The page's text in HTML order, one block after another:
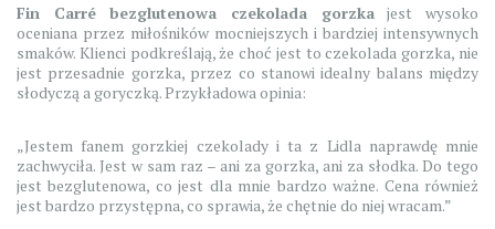
Fin Carré bezglutenowa czekolada gorzkajest wysoko
oceniana przez miłośników mocniejszych i bardziej intensywnych
smaków. Klienci podkreślają, że choć jest to czekolada gorzka, nie
jest przesadnie gorzka, przez co stanowi idealny balans między
słodyczą a goryczką. Przykładowa opinia:
„Jestem fanem gorzkiej czekolady i ta z Lidla naprawdę mnie
zachwyciła. Jest w sam raz – ani za gorzka, ani za słodka. Do tego
jest bezglutenowa, co jest dla mnie bardzo ważne. Cena również
jest bardzo przystępna, co sprawia, że chętnie do niej wracam.”